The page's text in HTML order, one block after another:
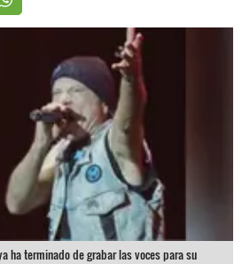
ha terminado de grabar las voces para su